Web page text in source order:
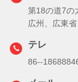
第18の道7の
広州、広東
テレ
86--